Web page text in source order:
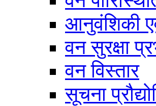
आनुवंशिकी
वन सुरक्षा
वन विस्तार
सूचना